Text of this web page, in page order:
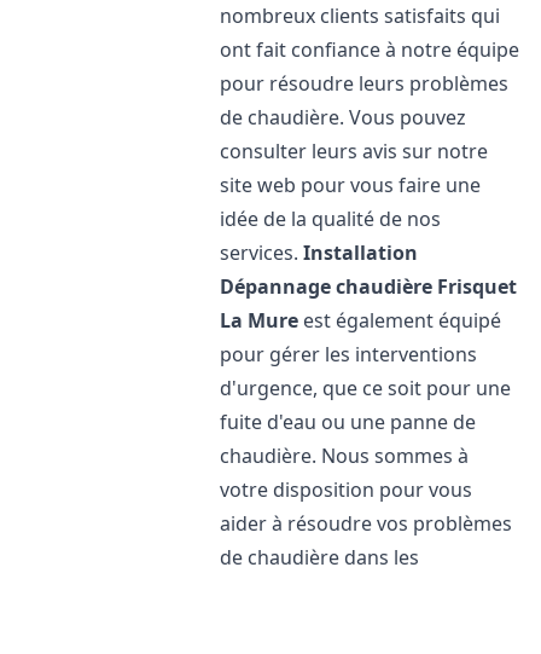
nombreux clients satisfaits qui
ont fait confiance à notre équipe
pour résoudre leurs problèmes
de chaudière. Vous pouvez
consulter leurs avis sur notre
site web pour vous faire une
idée de la qualité de nos
services.Installation
Dépannage chaudière Frisquet
La Mure est également équipé
pour gérer les interventions
d'urgence, que ce soit pour une
fuite d'eau ou une panne de
chaudière. Nous sommes à
votre disposition pour vous
aider à résoudre vos problèmes
de chaudière dans les